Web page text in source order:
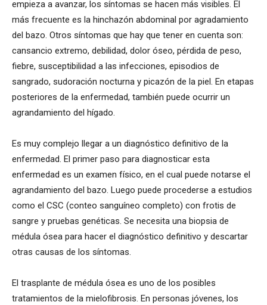
empieza a avanzar, los síntomas se hacen más visibles. El
más frecuente es la hinchazón abdominal por agradamiento
del bazo. Otros síntomas que hay que tener en cuenta son:
cansancio extremo, debilidad, dolor óseo, pérdida de peso,
fiebre, susceptibilidad a las infecciones, episodios de
sangrado, sudoración nocturna y picazón de la piel. En etapas
posteriores de la enfermedad, también puede ocurrir un
agrandamiento del hígado.
Es muy complejo llegar a un diagnóstico definitivo de la
enfermedad. El primer paso para diagnosticar esta
enfermedad es un examen físico, en el cual puede notarse el
agrandamiento del bazo. Luego puede procederse a estudios
como el CSC (conteo sanguíneo completo) con frotis de
sangre y pruebas genéticas. Se necesita una biopsia de
médula ósea para hacer el diagnóstico definitivo y descartar
otras causas de los síntomas.
El trasplante de médula ósea es uno de los posibles
tratamientos de la mielofibrosis. En personas jóvenes, los